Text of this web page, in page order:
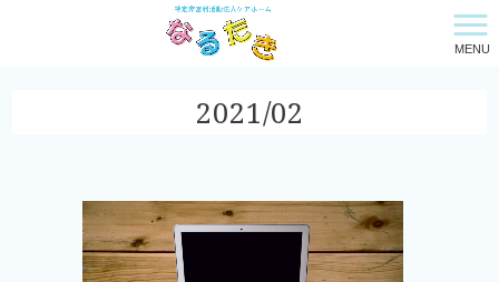
MENU
特定非営利活動法人ケアホーム・なるたき HOME
2021/02